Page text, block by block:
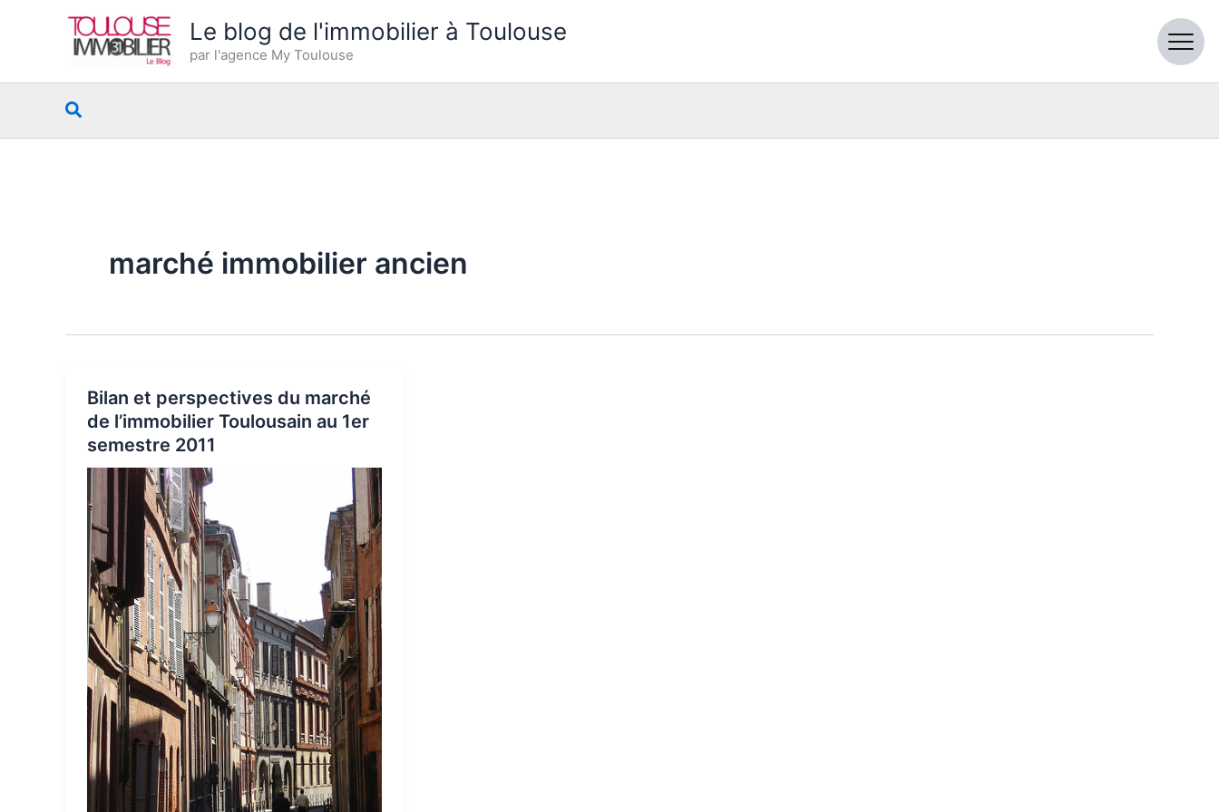
Le blog de l'immobilier à Toulouse
par l'agence My Toulouse
Rechercher
marché immobilier ancien
Bilan et perspectives du marché
de l’immobilier Toulousain au 1er
semestre 2011